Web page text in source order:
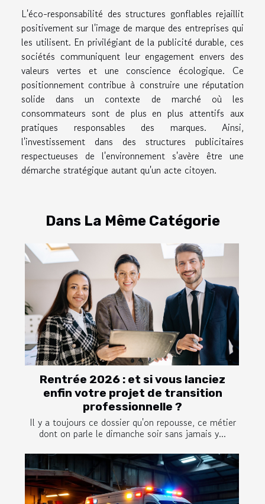
L'éco-responsabilité des structures gonflables rejaillit
positivement sur l'image de marque des entreprises qui
les utilisent. En privilégiant de la publicité durable, ces
sociétés communiquent leur engagement envers des
valeurs vertes et une conscience écologique. Ce
positionnement contribue à construire une réputation
solide dans un contexte de marché où les
consommateurs sont de plus en plus attentifs aux
pratiques responsables des marques. Ainsi,
l'investissement dans des structures publicitaires
respectueuses de l'environnement s'avère être une
démarche stratégique autant qu'un acte citoyen.
Dans La Même Catégorie
Rentrée 2026 : et si vous lanciez
enfin votre projet de transition
professionnelle ?
Il y a toujours ce dossier qu'on repousse, ce métier
dont on parle le dimanche soir sans jamais y...